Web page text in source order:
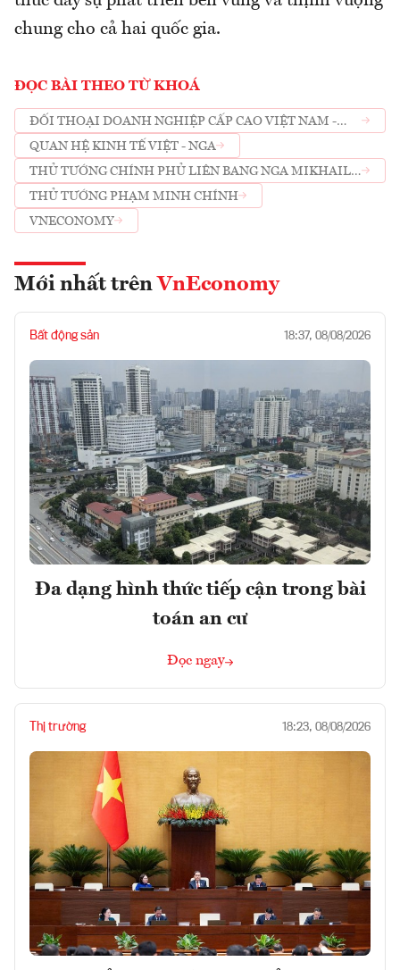
chung cho cả hai quốc gia.
ĐỌC BÀI THEO TỪ KHOÁ
ĐỐI THOẠI DOANH NGHIỆP CẤP CAO VIỆT NAM -
LIÊN BANG NGA
QUAN HỆ KINH TẾ VIỆT - NGA
THỦ TƯỚNG CHÍNH PHỦ LIÊN BANG NGA MIKHAIL
MISHUSTIN
THỦ TƯỚNG PHẠM MINH CHÍNH
VNECONOMY
Mới nhất trên VnEconomy
Bất động sản 18:37, 08/08/2026
Đa dạng hình thức tiếp cận trong bài
toán an cư
Đọc ngay
Thị trường 18:23, 08/08/2026